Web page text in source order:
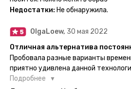
Недостатки: Не обнаружила.
OlgaLoew, 30 мая 2022
Отличная альтернатива
Пробовала разные варианты
приятно удивлена данной
настоящие, и не тускнеют больше
Подробнее